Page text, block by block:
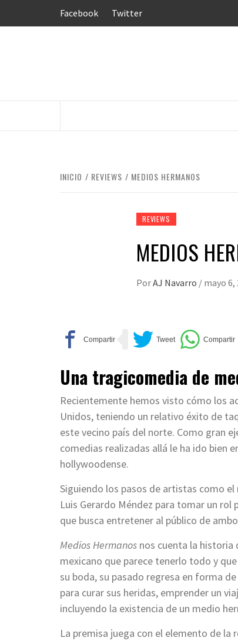
Facebook Twitter
INICIO REVIEWS MEDIOS HERMANOS
REVIEWS
MEDIOS
PorAJ Navarro / mayo 6,
Una tragicomedia de
Recientemente hemos visto cómo los
Unidos, teniendo un relativo éxito de
este vecino país del norte. Como gran
comedias realizadas allá le ha ido bien
hollywoodense.
Siguiendo los pasos de artistas como
Luis Gerardo Méndez para tomar un
que busca entretener al público de
Medios Hermanos nos cuenta la historia
mexicano que parece tenerlo todo y
su boda, su pasado regresa en forma
para curar sus heridas, emprender un
incluyendo la existencia de un medio
La premisa juega con el elemento de la